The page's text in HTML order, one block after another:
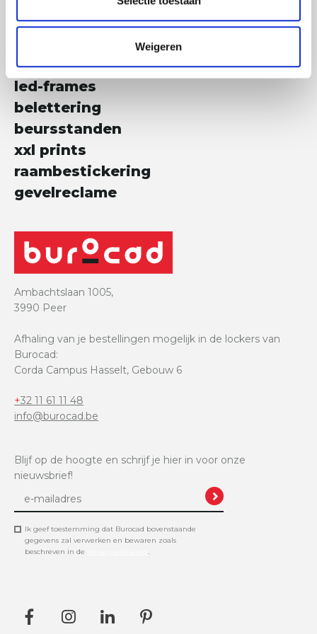
Weigeren
Blijf op de hoogte en schrijf je hier in voor onze
nieuwsbrief!
Ik geef toestemming dat Burocad bovenstaande
gegevens zal verwerken en bewaren zoals
beschreven in de
.
Ambachtslaan 1005,
3990 Peer
Afhaling van je bestellingen mogelijk in de lockers van
Burocad:
Corda Campus Hasselt, Gebouw 6
+32 11 61 11 48
info@burocad.be
verpakkingen
promotiemateriaal
led-frames
belettering
beursstanden
xxl prints
raambestickering
gevelreclame